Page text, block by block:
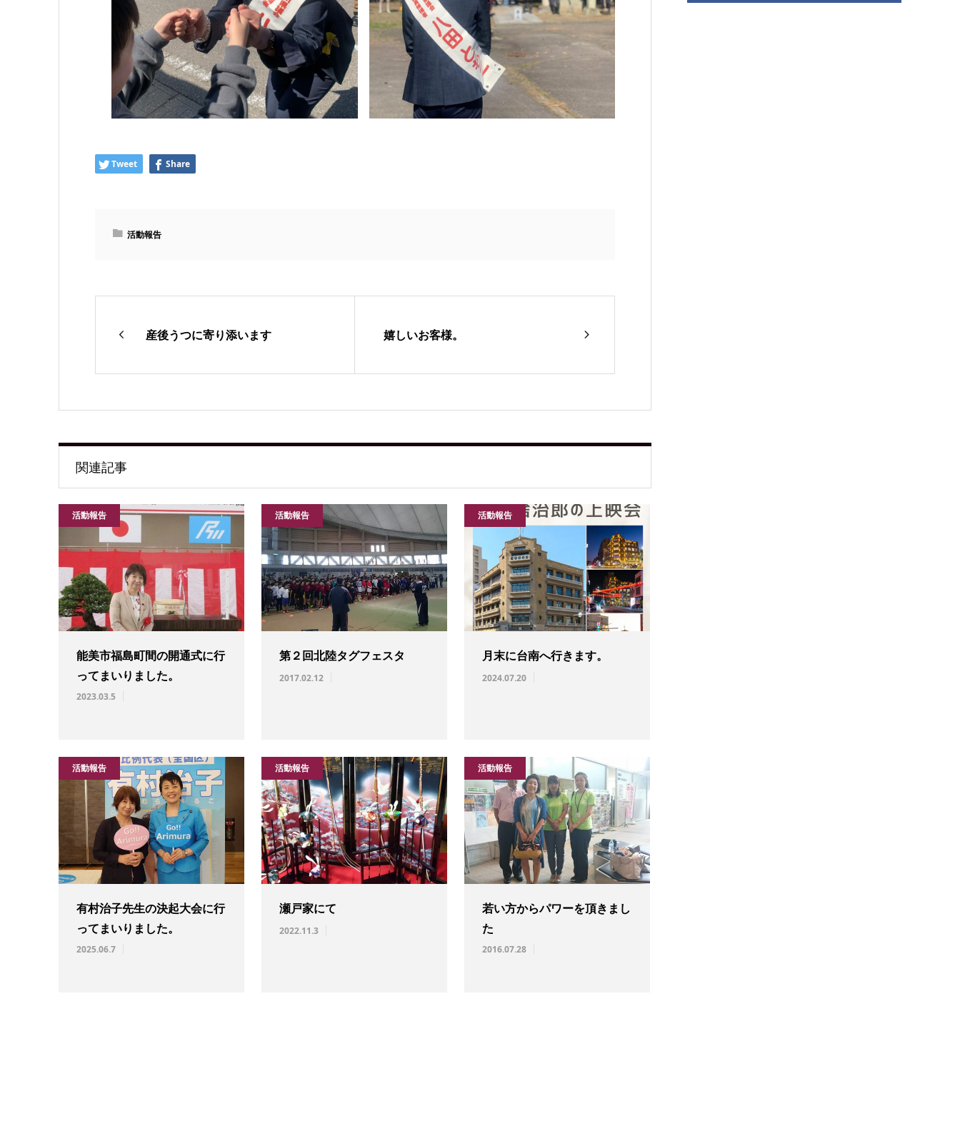
Tweet Share
活動報告
産後うつに寄り添います 嬉しいお客様。
関連記事
能美市福島町間の開通式に行
ってまいりました。
2023.03.5
活動報告
第２回北陸タグフェスタ
2017.02.12
活動報告
月末に台南へ行きます。
2024.07.20
活動報告
有村治子先生の決起大会に行
ってまいりました。
2025.06.7
活動報告
瀬戸家にて
2022.11.3
活動報告
若い方からパワーを頂きまし
た
2016.07.28
活動報告